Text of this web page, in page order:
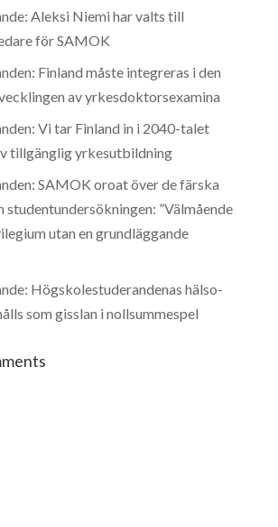
Aleksi Niemi har valts till
för SAMOK
Finland måste integreras i den
av yrkesdoktorsexamina
Vi tar Finland in i 2040-talet
tillgänglig yrkesutbildning
SAMOK oroat över de färska
studentundersökningen: ”Välmående
utan en grundläggande
Högskolestuderandenas hälso-
som gisslan i nollsummespel